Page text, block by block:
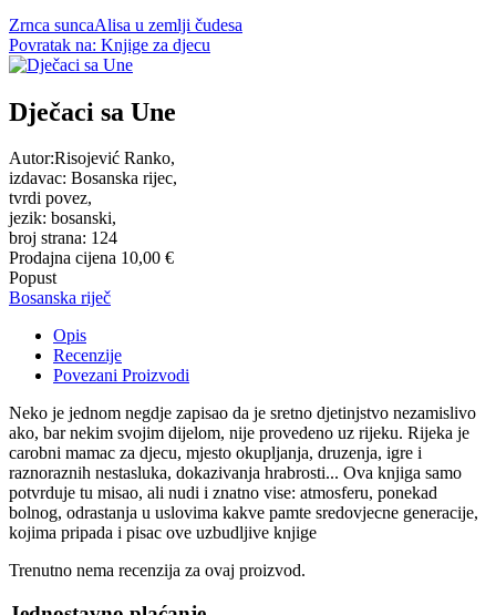
Zrnca suncaAlisa u zemlji čudesa
Povratak na: Knjige za djecu
Dječaci sa Une
Autor:Risojević Ranko,
izdavac: Bosanska rijec,
tvrdi povez,
jezik: bosanski,
broj strana: 124
Prodajna cijena 10,00 €
Popust
Bosanska riječ
Opis
Recenzije
Povezani Proizvodi
Neko je jednom negdje zapisao da je sretno djetinjstvo nezamislivo
ako, bar nekim svojim dijelom, nije provedeno uz rijeku. Rijeka je
carobni mamac za djecu, mjesto okupljanja, druzenja, igre i
raznoraznih nestasluka, dokazivanja hrabrosti... Ova knjiga samo
potvrduje tu misao, ali nudi i znatno vise: atmosferu, ponekad
bolnog, odrastanja u uslovima kakve pamte sredovjecne generacije,
kojima pripada i pisac ove uzbudljive knjige
Trenutno nema recenzija za ovaj proizvod.